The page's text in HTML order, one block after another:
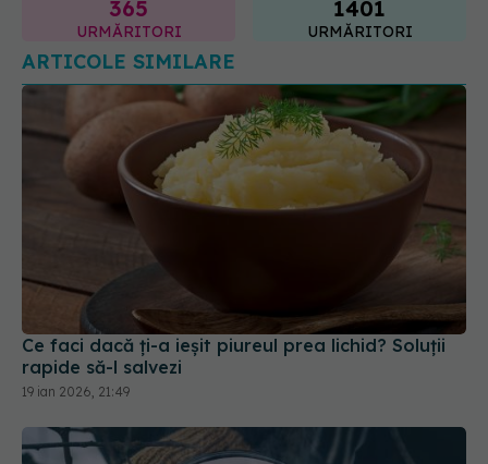
Ce faci dacă ți-a ieșit piureul prea lichid? Soluții
rapide să-l salvezi